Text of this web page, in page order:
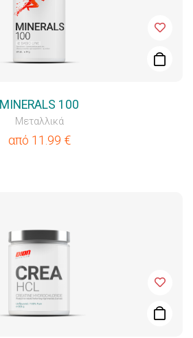
MINERALS 100
Μεταλλικά
από 11.99 €